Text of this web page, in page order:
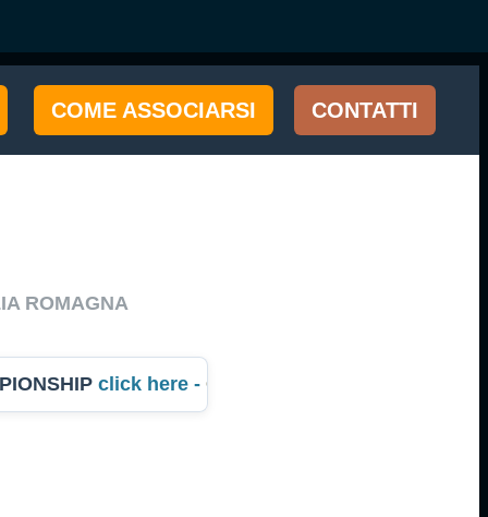
COME ASSOCIARSI CONTATTI
ROMAGNA
click here - Campionato dell'Anno Italia